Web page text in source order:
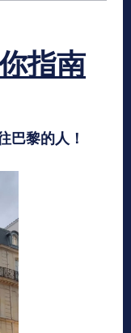
指南
巴黎的人！